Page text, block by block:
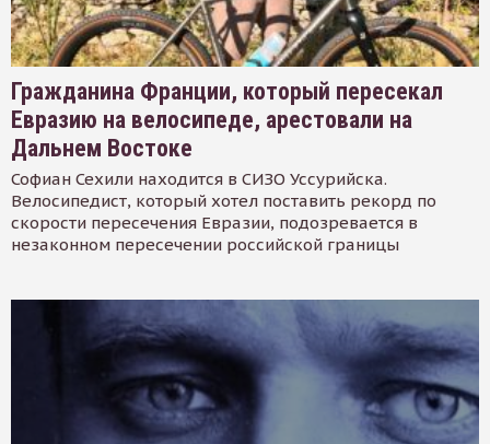
Гражданина Франции, который пересекал
Евразию на велосипеде, арестовали на
Дальнем Востоке
Софиан Сехили находится в СИЗО Уссурийска.
Велосипедист, который хотел поставить рекорд по
скорости пересечения Евразии, подозревается в
незаконном пересечении российской границы